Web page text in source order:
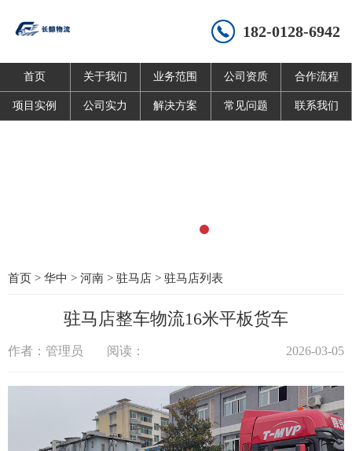
182-0128-6942
首页 关于我们 业务范围 公司资质 合作流程
项目实例 公司实力 解决方案 常见问题 联系我们
首页 > 华中 > 河南 > 驻马店 > 驻马店列表
驻马店整车物流16米平板货车
作者：管理员 阅读： 2026-03-05